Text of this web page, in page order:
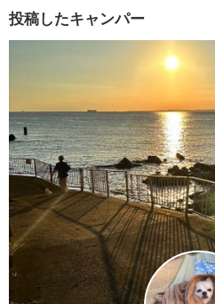
投稿したキャンパー